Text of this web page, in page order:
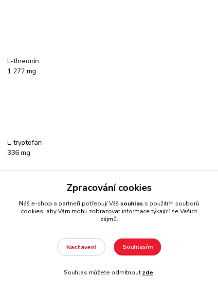
L-threonin
1 272 mg
L-tryptofan
336 mg
Zpracování cookies
Náš e-shop a partneři potřebují Váš souhlas s použitím souborů
cookies, aby Vám mohli zobrazovat informace týkající se Vašich
zájmů.
Nastavení Souhlasím
Souhlas můžete odmítnout zde.